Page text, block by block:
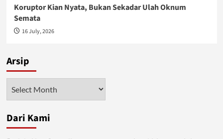
Koruptor Kian Nyata, Bukan Sekadar Ulah Oknum
Semata
16 July, 2026
Arsip
Dari Kami